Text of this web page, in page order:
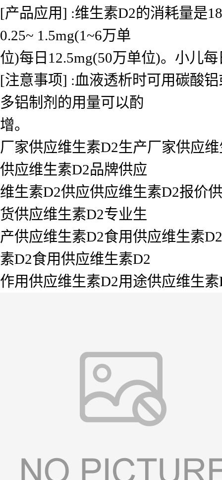
[产品应用] :维生素D2的消耗量是
0.25~ 1.5mg(1~6万单
位)每日12.5mg(50万单位)。小儿
[注意事项] :血液透析时可用碳酸
多铝制剂的用量可以酌
增。
厂家供应维生素D2生产厂家供应
供应维生素D2品牌供应
维生素D2供应供应维生素D2报价
货供应维生素D2专业生
产供应维生素D2食用供应维生素
素D2食用供应维生素D2
作用供应维生素D2用途供应维生